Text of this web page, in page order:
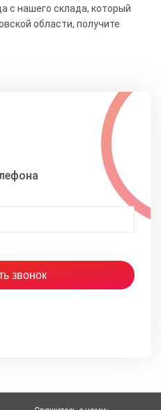
с нашего склада, который
области, получите